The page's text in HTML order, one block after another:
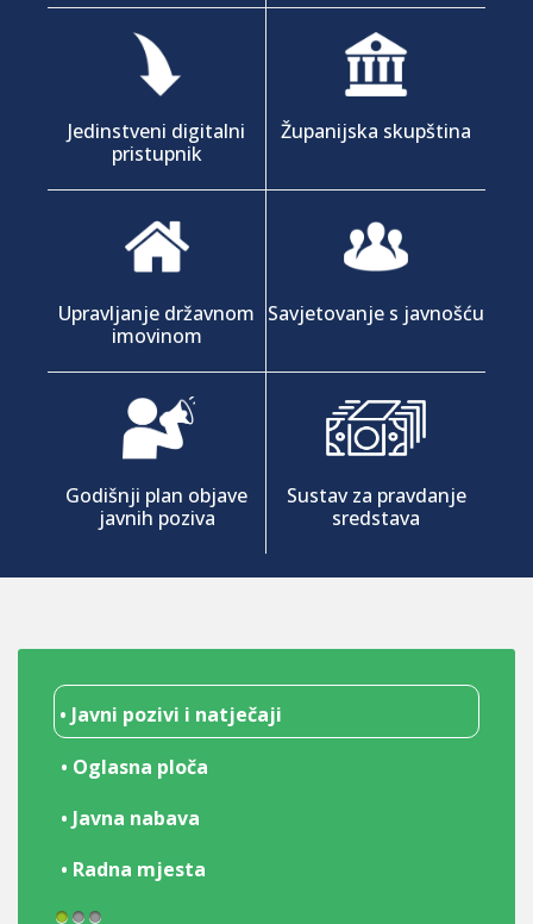
Jedinstveni digitalni
pristupnik
Županijska skupština
Upravljanje državnom
imovinom
Savjetovanje s javnošću
Godišnji plan objave
javnih poziva
Sustav za pravdanje
sredstava
• Javni pozivi i natječaji
• Oglasna ploča
• Javna nabava
• Radna mjesta